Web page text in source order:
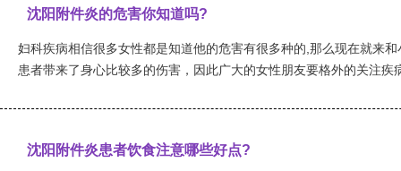
沈阳附件炎的危害你知道吗?
妇科疾病相信很多女性都是知道他的危害有很多种的,那么现在就来
患者带来了身心比较多的伤害，因此广大的女性朋友要格外的关注疾
沈阳附件炎患者饮食注意哪些好点?